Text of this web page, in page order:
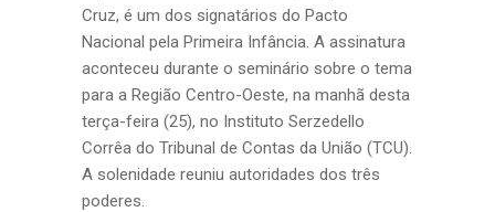
Cruz, é um dos signatários do Pacto
Nacional pela Primeira Infância. A assinatura
aconteceu durante o seminário sobre o tema
para a Região Centro-Oeste, na manhã desta
terça-feira (25), no Instituto Serzedello
Corrêa do Tribunal de Contas da União (TCU).
A solenidade reuniu autoridades dos três
poderes.